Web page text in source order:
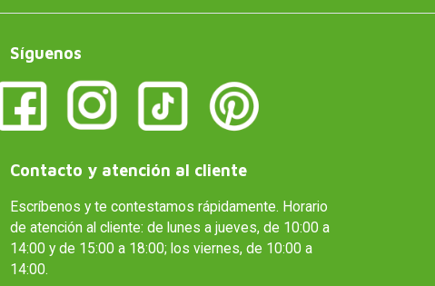
Síguenos
Contacto y atención al cliente
Escríbenos y te contestamos rápidamente. Horario
de atención al cliente: de lunes a jueves, de 10:00 a
14:00 y de 15:00 a 18:00; los viernes, de 10:00 a
14:00.